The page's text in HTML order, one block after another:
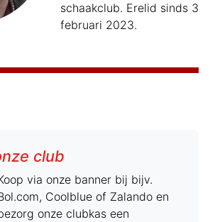
schaakclub. Erelid sinds 3
februari 2023.
club
via onze banner bij bijv.
Coolblue of Zalando en
onze clubkas een